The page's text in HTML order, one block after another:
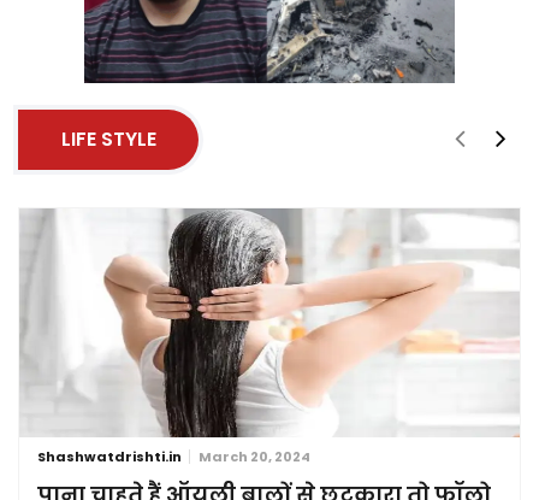
LIFE STYLE
Shashwatdrishti.in March 20, 2024